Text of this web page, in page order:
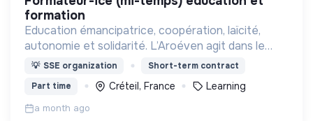
formation
Education émancipatrice, coopération, laïcité,
autonomie et solidarité. L’Aroéven agit dans le
champ de la vie scolaire, de l’éducation citoyenne
💡 SSE organization
Short-term contract
Part time
Créteil, France Learning
a month ago